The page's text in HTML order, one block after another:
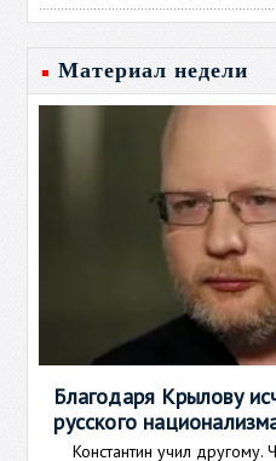
Материал недели
Благодаря Крылову
русского
Константин учил другому.